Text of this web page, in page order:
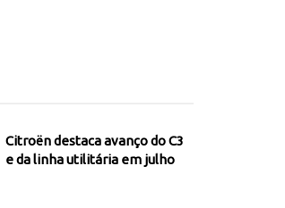
Citroën destaca avanço do C3
e da linha utilitária em julho